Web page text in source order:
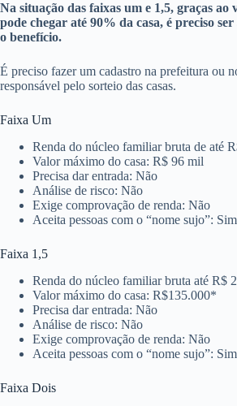
Na situação das faixas um e 1,5, graças ao
pode chegar até 90% da casa, é preciso
o benefício.
É preciso fazer um cadastro na prefeitura ou
responsável pelo sorteio das casas.
Faixa Um
Renda do núcleo familiar bruta de até
Valor máximo do casa: R$ 96 mil
Precisa dar entrada: Não
Análise de risco: Não
Exige comprovação de renda: Não
Aceita pessoas com o “nome sujo”: Sim
Faixa 1,5
Renda do núcleo familiar bruta até R$
Valor máximo do casa: R$135.000*
Precisa dar entrada: Não
Análise de risco: Não
Exige comprovação de renda: Não
Aceita pessoas com o “nome sujo”: Sim
Faixa Dois